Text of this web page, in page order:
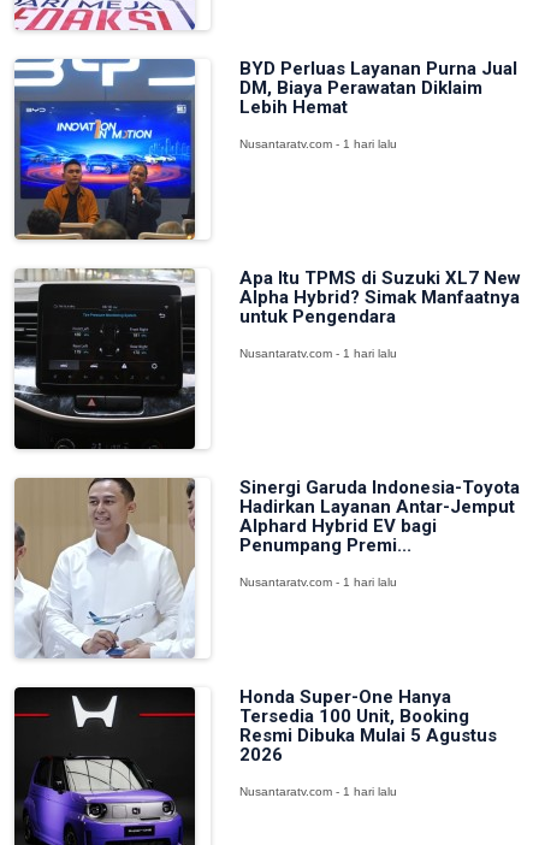
BYD Perluas Layanan Purna Jual
DM, Biaya Perawatan Diklaim
Lebih Hemat
Nusantaratv.com - 1 hari lalu
Apa Itu TPMS di Suzuki XL7 New
Alpha Hybrid? Simak Manfaatnya
untuk Pengendara
Nusantaratv.com - 1 hari lalu
Sinergi Garuda Indonesia-Toyota
Hadirkan Layanan Antar-Jemput
Alphard Hybrid EV bagi
Penumpang Premi...
Nusantaratv.com - 1 hari lalu
Honda Super-One Hanya
Tersedia 100 Unit, Booking
Resmi Dibuka Mulai 5 Agustus
2026
Nusantaratv.com - 1 hari lalu